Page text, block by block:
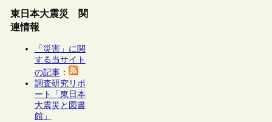
東日本大震災 関
連情報
「災害」に関
する当サイト
の記事：
調査研究リポ
ート「東日本
大震災と図書
館」